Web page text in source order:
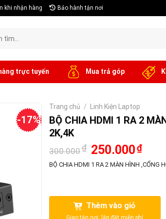
khi nhận hàng Bảo hành tận nơi
trực tuyến Mua trả góp
-17%
Trang chủ / Linh Kiện Laptop
BỘ CHIA HDMI 1 RA 2
2K,4K
300.000₫ Giá
gốc
là:
250.000₫Giá
tại
BỘ CHIA HDMI 1 RA 2 MÀN HÌNH ,CỔNG
Thêm vào giỏ